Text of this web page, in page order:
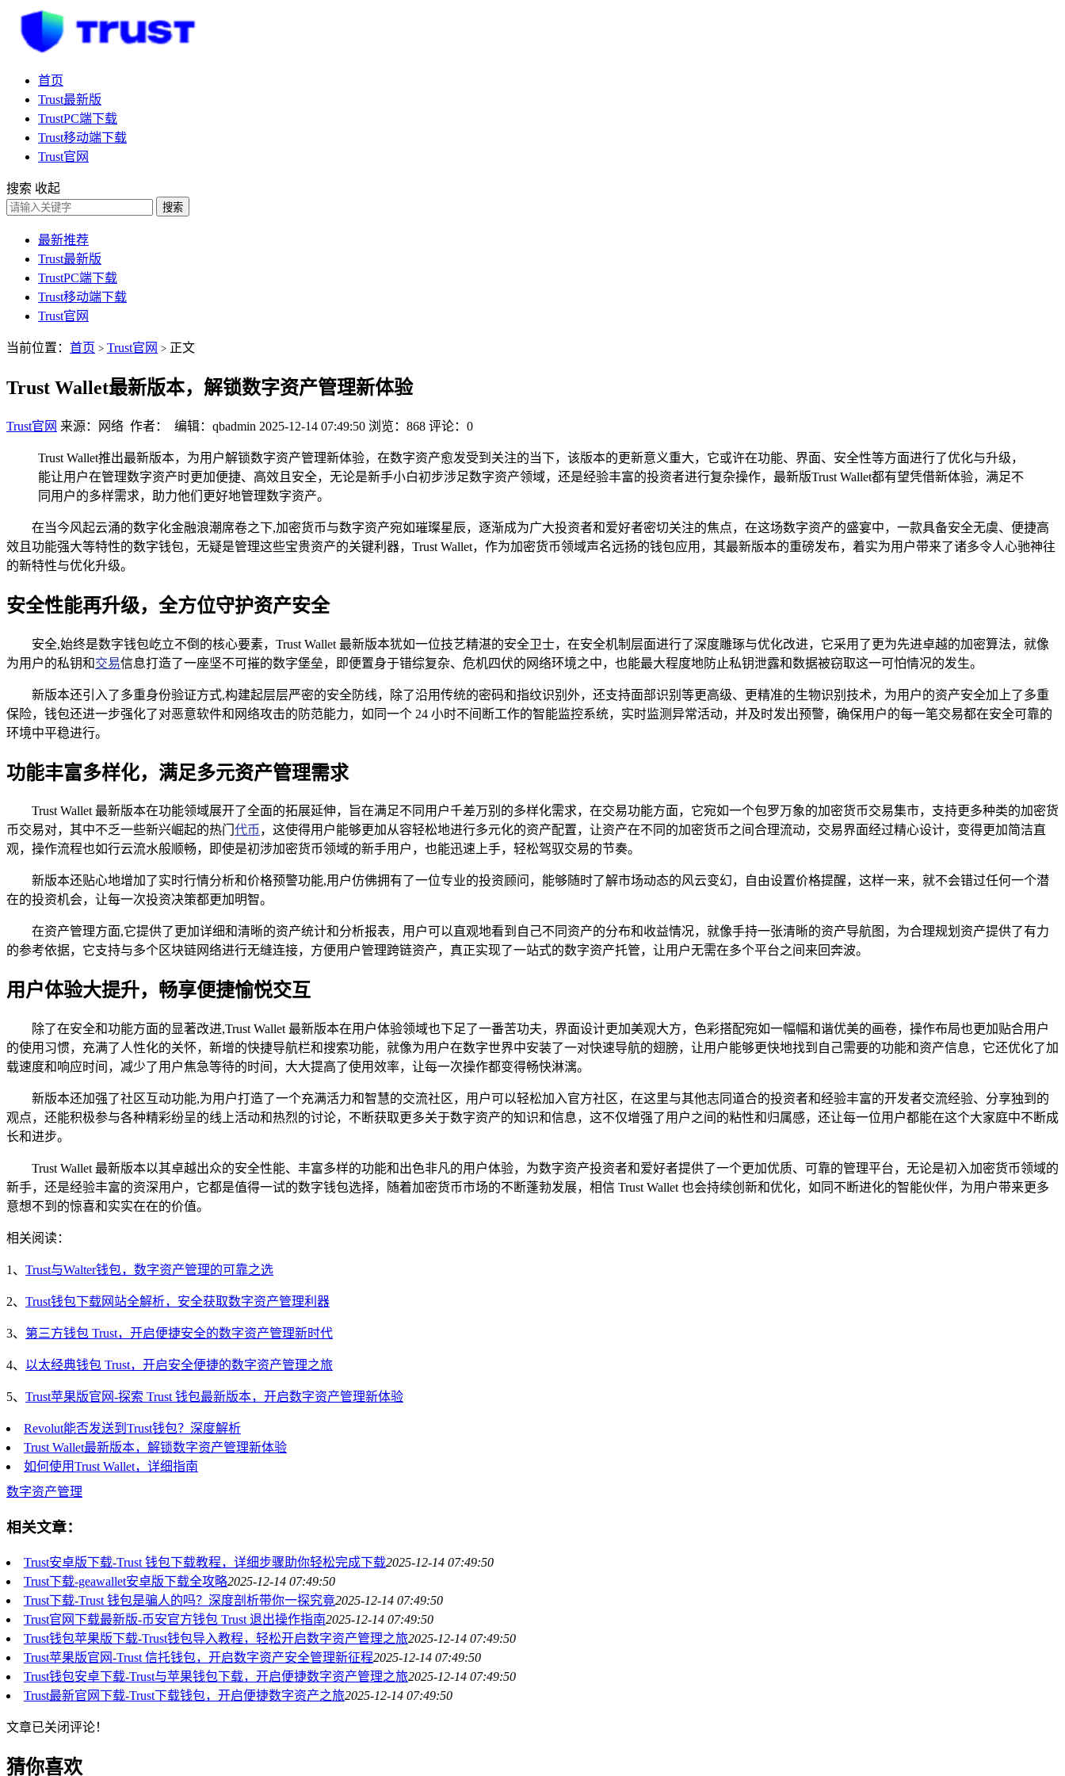
首页
Trust最新版
TrustPC端下载
Trust移动端下载
Trust官网
搜索 收起
搜索
最新推荐
Trust最新版
TrustPC端下载
Trust移动端下载
Trust官网
当前位置： 首页 > Trust官网 > 正文
Trust Wallet最新版本，解锁数字资产管理新体验
Trust官网 来源：网络 作者： 编辑：qbadmin 2025-12-14 07:49:50 浏览：868 评论：0
Trust Wallet推出最新版本，为用户解锁数字资产管理新体验，在数字资产愈发受到关注的当下，该版本的更新意义重大，它或许在功能、界面、安全性等方面进行了优化与升级，
能让用户在管理数字资产时更加便捷、高效且安全，无论是新手小白初步涉足数字资产领域，还是经验丰富的投资者进行复杂操作，最新版Trust Wallet都有望凭借新体验，满足不
同用户的多样需求，助力他们更好地管理数字资产。
在当今风起云涌的数字化金融浪潮席卷之下,加密货币与数字资产宛如璀璨星辰，逐渐成为广大投资者和爱好者密切关注的焦点，在这场数字资产的盛宴中，一款具备安全无虞、便捷高
效且功能强大等特性的数字钱包，无疑是管理这些宝贵资产的关键利器，Trust Wallet，作为加密货币领域声名远扬的钱包应用，其最新版本的重磅发布，着实为用户带来了诸多令人心驰神往
的新特性与优化升级。
安全性能再升级，全方位守护资产安全
安全,始终是数字钱包屹立不倒的核心要素，Trust Wallet 最新版本犹如一位技艺精湛的安全卫士，在安全机制层面进行了深度雕琢与优化改进，它采用了更为先进卓越的加密算法，就像
为用户的私钥和交易信息打造了一座坚不可摧的数字堡垒，即便置身于错综复杂、危机四伏的网络环境之中，也能最大程度地防止私钥泄露和数据被窃取这一可怕情况的发生。
新版本还引入了多重身份验证方式,构建起层层严密的安全防线，除了沿用传统的密码和指纹识别外，还支持面部识别等更高级、更精准的生物识别技术，为用户的资产安全加上了多重
保险，钱包还进一步强化了对恶意软件和网络攻击的防范能力，如同一个 24 小时不间断工作的智能监控系统，实时监测异常活动，并及时发出预警，确保用户的每一笔交易都在安全可靠的
环境中平稳进行。
功能丰富多样化，满足多元资产管理需求
Trust Wallet 最新版本在功能领域展开了全面的拓展延伸，旨在满足不同用户千差万别的多样化需求，在交易功能方面，它宛如一个包罗万象的加密货币交易集市，支持更多种类的加密货
币交易对，其中不乏一些新兴崛起的热门 代币 ，这使得用户能够更加从容轻松地进行多元化的资产配置，让资产在不同的加密货币之间合理流动，交易界面经过精心设计，变得更加简洁直
观，操作流程也如行云流水般顺畅，即使是初涉加密货币领域的新手用户，也能迅速上手，轻松驾驭交易的节奏。
新版本还贴心地增加了实时行情分析和价格预警功能,用户仿佛拥有了一位专业的投资顾问，能够随时了解市场动态的风云变幻，自由设置价格提醒，这样一来，就不会错过任何一个潜
在的投资机会，让每一次投资决策都更加明智。
在资产管理方面,它提供了更加详细和清晰的资产统计和分析报表，用户可以直观地看到自己不同资产的分布和收益情况，就像手持一张清晰的资产导航图，为合理规划资产提供了有力
的参考依据，它支持与多个区块链网络进行无缝连接，方便用户管理跨链资产，真正实现了一站式的数字资产托管，让用户无需在多个平台之间来回奔波。
用户体验大提升，畅享便捷愉悦交互
除了在安全和功能方面的显著改进,Trust Wallet 最新版本在用户体验领域也下足了一番苦功夫，界面设计更加美观大方，色彩搭配宛如一幅幅和谐优美的画卷，操作布局也更加贴合用户
的使用习惯，充满了人性化的关怀，新增的快捷导航栏和搜索功能，就像为用户在数字世界中安装了一对快速导航的翅膀，让用户能够更快地找到自己需要的功能和资产信息，它还优化了加
载速度和响应时间，减少了用户焦急等待的时间，大大提高了使用效率，让每一次操作都变得畅快淋漓。
新版本还加强了社区互动功能,为用户打造了一个充满活力和智慧的交流社区，用户可以轻松加入官方社区，在这里与其他志同道合的投资者和经验丰富的开发者交流经验、分享独到的
观点，还能积极参与各种精彩纷呈的线上活动和热烈的讨论，不断获取更多关于数字资产的知识和信息，这不仅增强了用户之间的粘性和归属感，还让每一位用户都能在这个大家庭中不断成
长和进步。
Trust Wallet 最新版本以其卓越出众的安全性能、丰富多样的功能和出色非凡的用户体验，为数字资产投资者和爱好者提供了一个更加优质、可靠的管理平台，无论是初入加密货币领域的
新手，还是经验丰富的资深用户，它都是值得一试的数字钱包选择，随着加密货币市场的不断蓬勃发展，相信 Trust Wallet 也会持续创新和优化，如同不断进化的智能伙伴，为用户带来更多
意想不到的惊喜和实实在在的价值。
相关阅读：
1、 Trust与Walter钱包，数字资产管理的可靠之选
2、 Trust钱包下载网站全解析，安全获取数字资产管理利器
3、 第三方钱包 Trust，开启便捷安全的数字资产管理新时代
4、 以太经典钱包 Trust，开启安全便捷的数字资产管理之旅
5、 Trust苹果版官网-探索 Trust 钱包最新版本，开启数字资产管理新体验
Revolut能否发送到Trust钱包？深度解析
Trust Wallet最新版本，解锁数字资产管理新体验
如何使用Trust Wallet，详细指南
数字资产管理
相关文章：
Trust安卓版下载-Trust 钱包下载教程，详细步骤助你轻松完成下载2025-12-14 07:49:50
Trust下载-geawallet安卓版下载全攻略2025-12-14 07:49:50
Trust下载-Trust 钱包是骗人的吗？深度剖析带你一探究竟2025-12-14 07:49:50
Trust官网下载最新版-币安官方钱包 Trust 退出操作指南2025-12-14 07:49:50
Trust钱包苹果版下载-Trust钱包导入教程，轻松开启数字资产管理之旅2025-12-14 07:49:50
Trust苹果版官网-Trust 信托钱包，开启数字资产安全管理新征程2025-12-14 07:49:50
Trust钱包安卓下载-Trust与苹果钱包下载，开启便捷数字资产管理之旅2025-12-14 07:49:50
Trust最新官网下载-Trust下载钱包，开启便捷数字资产之旅2025-12-14 07:49:50
文章已关闭评论！
猜你喜欢